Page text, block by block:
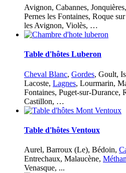
Avignon, Cabannes,
Pernes les Fontaines, Roque
les Avignon, Violès, …
Table d'hôtes Luberon
Cheval Blanc, Gordes, Goult,
Lacoste, Lagnes, Lourmarin,
Fontaines, Puget-sur-Durance,
Castillon, …
Table d'hôtes Ventoux
Aurel, Barroux (Le), Bédoin,
Entrechaux, Malaucène,
Venasque, ...